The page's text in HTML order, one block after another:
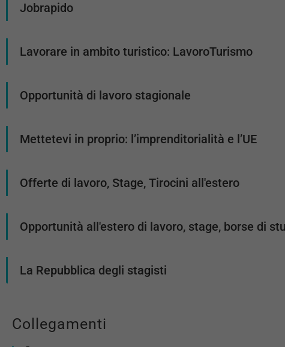
Jobrapido
Lavorare in ambito turistico: LavoroTurismo
Opportunità di lavoro stagionale
Mettetevi in proprio: l’imprenditorialità e l’UE
Offerte di lavoro, Stage, Tirocini all'estero
Opportunità all'estero di lavoro, stage, borse di
La Repubblica degli stagisti
Collegamenti